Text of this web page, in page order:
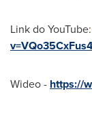
Link do YouTube:
Wideo - https://